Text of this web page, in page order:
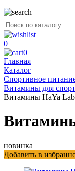
0
0
Главная
Каталог
Спортивное
Витамины для
Витамины HaYa
новинка
Добавить в